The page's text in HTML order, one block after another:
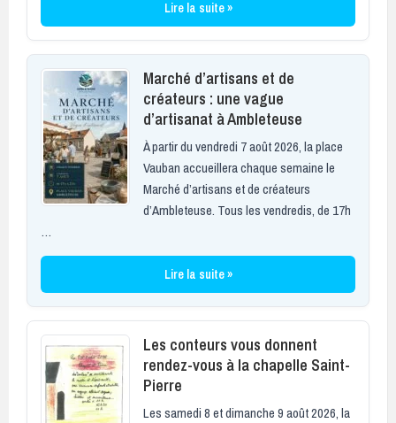
Lire la suite »
Marché d’artisans et de
créateurs : une vague
d’artisanat à Ambleteuse
À partir du vendredi 7 août 2026, la place
Vauban accueillera chaque semaine le
Marché d’artisans et de créateurs
d’Ambleteuse. Tous les vendredis, de 17h
…
Lire la suite »
Les conteurs vous donnent
rendez-vous à la chapelle Saint-
Pierre
Les samedi 8 et dimanche 9 août 2026, la